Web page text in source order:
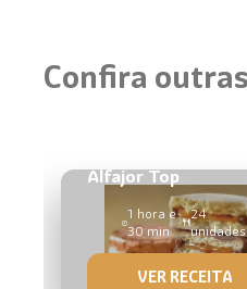
Confira
Alfajor Top
1 hora e
30 min
24
unidades
VER RECEITA